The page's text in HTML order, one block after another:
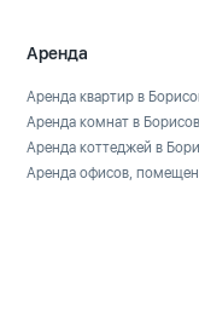
Аренда
Аренда квартир в
Аренда комнат в
Аренда коттеджей в
Аренда офисов,